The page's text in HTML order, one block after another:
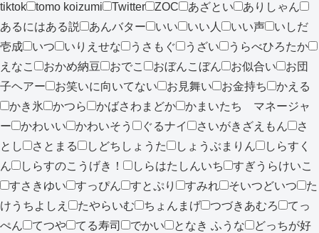
tiktok
tomo koizumi Twitter ZOC あざとい
ありしゃん
あるにはある説
あんバター いい いい人 いい声
いしだ
壱成
いつ いりえせな うさもぐ うざい
うらべひろたか
えなこ
おかめ納豆 おでこ おぼんこぼん お似合い
お団
子ヘアー
お笑いに向いてない お見舞い お金持ち
かえる
かき氷
かつら かばさわまどか
かまいたち マネージャ
ー
かわいい かわいそう ぐるナイ さいがきざえもん
さ
とし
さとまる しどちしょうた しょうぶまりん
しらすく
ん
しらすのこうげき！ しらはたしんいち
すぎうらけいこ
すさきゆい
すっぴん すとぷり すみれ そいつどいつ
た
けうちよしえ
たやらいむ ちょんまげ つづきあむろ
てっ
ぺん
てつや てる寿司 でかい となき ふうな
どっちが好